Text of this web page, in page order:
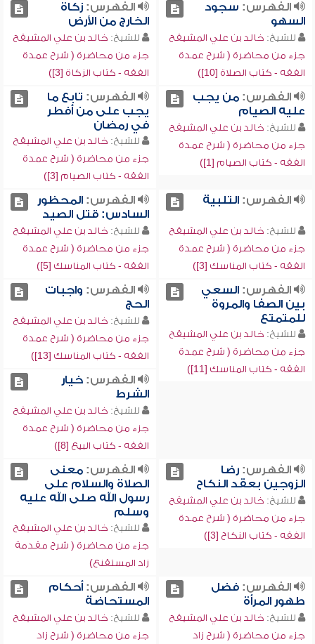
الفهرس: سجود
السهو
للشيخ: خالد بن علي المشيقح
جزء من محاضرة ( شرح عمدة
الفقه - كتاب الصلاة [10])
الفهرس:زكاة
الخارج من الأرض
للشيخ: خالد بن علي المشيقح
جزء من محاضرة ( شرح عمدة
الفقه - كتاب الزكاة [3])
الفهرس:من يجب
عليه الصيام
للشيخ: خالد بن علي المشيقح
جزء من محاضرة ( شرح عمدة
الفقه - كتاب الصيام [1])
الفهرس: تابع ما
يجب على من أفطر
في رمضان
للشيخ: خالد بن علي المشيقح
جزء من محاضرة ( شرح عمدة
الفقه - كتاب الصيام [3])
الفهرس:التلبية
للشيخ: خالد بن علي المشيقح
جزء من محاضرة ( شرح عمدة
الفقه - كتاب المناسك [3])
الفهرس:المحظور
السادس: قتل الصيد
للشيخ: خالد بن علي المشيقح
جزء من محاضرة ( شرح عمدة
الفقه - كتاب المناسك [5])
الفهرس:السعي
بين الصفا والمروة
للمتمتع
للشيخ: خالد بن علي المشيقح
جزء من محاضرة ( شرح عمدة
الفقه - كتاب المناسك [11])
الفهرس: واجبات
الحج
للشيخ: خالد بن علي المشيقح
جزء من محاضرة ( شرح عمدة
الفقه - كتاب المناسك [13])
الفهرس:خيار
الشرط
للشيخ: خالد بن علي المشيقح
جزء من محاضرة ( شرح عمدة
الفقه - كتاب البيع [8])
الفهرس:رضا
الزوجين بعقد النكاح
للشيخ: خالد بن علي المشيقح
جزء من محاضرة ( شرح عمدة
الفقه - كتاب النكاح [3])
الفهرس:معنى
الصلاة والسلام على
رسول الله صلى الله عليه
وسلم
للشيخ: خالد بن علي المشيقح
جزء من محاضرة ( شرح مقدمة
زاد المستقنع)
الفهرس:فضل
طهور المرأة
للشيخ: خالد بن علي المشيقح
جزء من محاضرة ( شرح زاد
الفهرس:أحكام
المستحاضة
للشيخ: خالد بن علي المشيقح
جزء من محاضرة ( شرح زاد